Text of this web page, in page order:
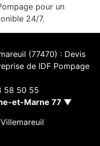
pour un
24/7.
(77470) : Devis
de IDF Pompage
58 50 55
et-Marne 77 ▼